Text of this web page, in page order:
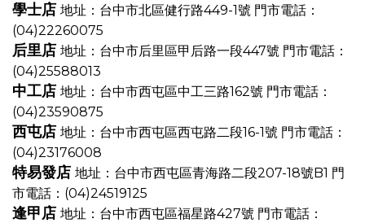
學士店 地址：台中市北區健行路449-1號 門市電話：
(04)22260075
后里店 地址：台中市后里區甲后路一段447號 門市電話：
(04)25588013
中工店 地址：台中市西屯區中工三路162號 門市電話：
(04)23590875
西屯店 地址：台中市西屯區西屯路二段16-1號 門市電話：
(04)23176008
特易發店 地址：台中市西屯區青海路二段207-18號B1 門
市電話：(04)24519125
逢甲店 地址：台中市西屯區福星路427號 門市電話：